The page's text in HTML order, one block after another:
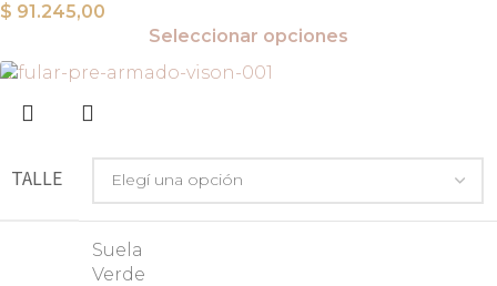
$ 91.245,00
Seleccionar opciones
TALLE
Suela
Verde